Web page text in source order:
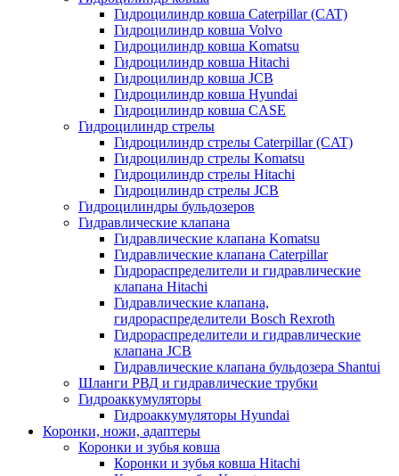
Гидроцилиндр ковша Caterpillar (CAT)
Гидроцилиндр ковша Volvo
Гидроцилиндр ковша Komatsu
Гидроцилиндр ковша Hitachi
Гидроцилиндр ковша JCB
Гидроцилиндр ковша Hyundai
Гидроцилиндр ковша CASE
Гидроцилиндр стрелы
Гидроцилиндр стрелы Caterpillar (CAT)
Гидроцилиндр стрелы Komatsu
Гидроцилиндр стрелы Hitachi
Гидроцилиндр стрелы JCB
Гидроцилиндры бульдозеров
Гидравлические клапана
Гидравлические клапана Komatsu
Гидравлические клапана Caterpillar
Гидрораспределители и гидравлические
клапана Hitachi
Гидравлические клапана,
гидрораспределители Bosch Rexroth
Гидрораспределители и гидравлические
клапана JCB
Гидравлические клапана бульдозера Shantui
Шланги РВД и гидравлические трубки
Гидроаккумуляторы
Гидроаккумуляторы Hyundai
Коронки, ножи, адаптеры
Коронки и зубья ковша
Коронки и зубья ковша Hitachi